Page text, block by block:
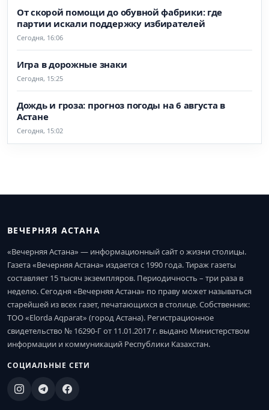
От скорой помощи до обувной фабрики: где
партии искали поддержку избирателей
Сегодня, 16:06
Игра в дорожные знаки
Сегодня, 15:25
Дождь и гроза: прогноз погоды на 6 августа в
Астане
Сегодня, 15:02
ВЕЧЕРНЯЯ АСТАНА
«Вечерняя Астана» — информационный сайт о жизни столицы.
Газета «Вечерняя Астана» издается с 1990 года. Тираж газеты
составляет 15 тысяч экземпляров. Периодичность – три раза в
неделю. Сегодня «Вечерняя Астана» по праву может называться
старейшей из всех газет, печатающихся в столице. Собственник:
ТОО «Elorda Aqparat» (город Астана). Регистрационное
свидетельство № 16290-Г от 11.01.2017 г. выдано Министерством
информации и коммуникаций Республики Казахстан.
СОЦИАЛЬНЫЕ СЕТИ